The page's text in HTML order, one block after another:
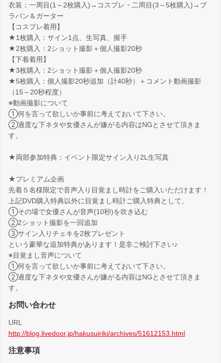
衣装：一周目(1～2枚購入)→コスプレ・二周目(3～5枚購入)→ブ
ラパン＆ガーター
【コスプレ着用】
★1枚購入：サイン1点、生写真、握手
★2枚購入：2ショット撮影＋個人撮影20秒
【下着着用】
★3枚購入：2ショット撮影＋個人撮影20秒
★5枚購入：個人撮影20秒追加（計40秒）＋コメント動画撮影
（15～20秒程度）
※動画撮影について
①何を言って欲しいか事前に考えておいて下さい。
②過度な下ネタや女優さんが嫌がる内容はNGとさせて頂きま
す。
★両部参加特典：イベント限定サイン入り2L生写真
★プレミアム企画
先着５名様限定で音声入り目覚まし時計をご購入いただけます！
上記DVD購入特典以外に目覚まし時計ご購入特典として、
①その場で女優さんが音声(10秒)を吹き込む
②2ショット撮影を一回追加
③サイン入りチェキを2枚プレゼント
という豪華な追加特典があります！是非ご検討下さい♪
※目覚まし音声について
①何を言って欲しいか事前に考えておいて下さい。
②過度な下ネタや女優さんが嫌がる内容はNGとさせて頂きま
す。
お問い合わせ
URL
http://blog.livedoor.jp/hakusuiriki/archives/51612153.html
注意事項